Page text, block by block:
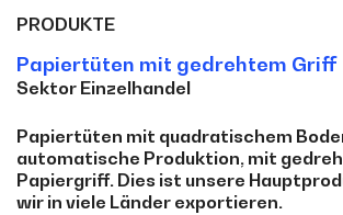
PRODUKTE
Papiertüten mit gedrehtem Griff
Sektor Einzelhandel
Papiertüten mit quadratischem
automatische Produktion, mit
Papiergriff. Dies ist unsere
wir in viele Länder exportieren.